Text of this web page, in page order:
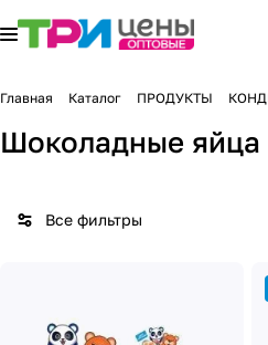
Главная Каталог ПРОДУКТЫ
Шоколадные яйца
Все фильтры